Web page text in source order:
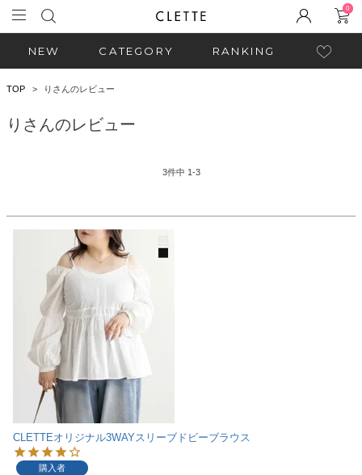
0
NEW CATEGORY RANKING
TOP りさんのレビュー
りさんのレビュー
3件中 1-3
CLETTEオリジナル3WAYスリーブドビーブラウス
購入者